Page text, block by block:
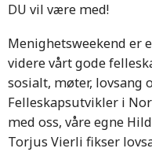
DU vil være med!
Menighetsweekend er
videre vårt gode
sosialt, møter, lovsang
Felleskapsutvikler i
med oss, våre egne
Torjus Vierli fikser